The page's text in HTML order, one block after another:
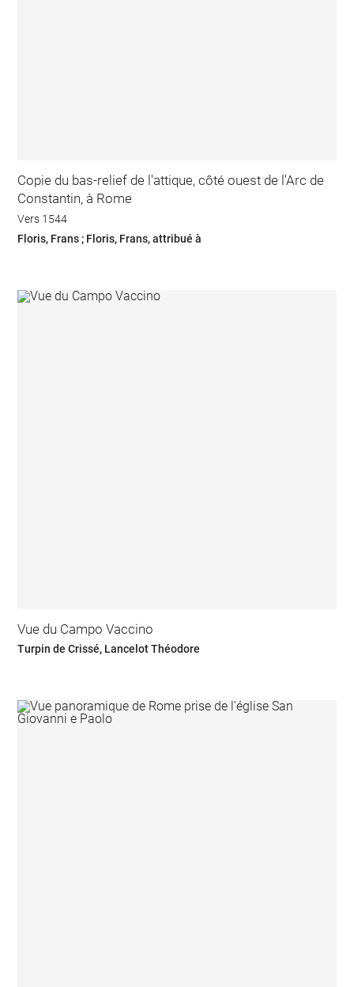
Copie du bas-relief de l'attique, côté ouest de l'Arc de
Constantin, à Rome
Vers 1544
Floris, Frans ; Floris, Frans, attribué à
Vue du Campo Vaccino
Turpin de Crissé, Lancelot Théodore